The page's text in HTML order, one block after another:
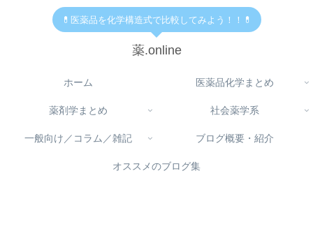
💊医薬品を化学構造式で比較してみよう！！💊
薬.online
ホーム 医薬品化学まとめ
薬剤学まとめ 社会薬学系
一般向け／コラム／雑記 ブログ概要・紹介
オススメのブログ集